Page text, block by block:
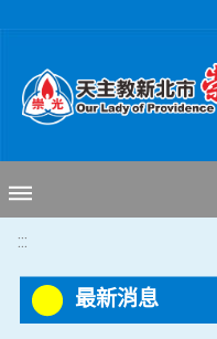
:::
最新消息